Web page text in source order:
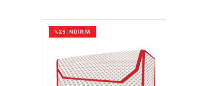
%25 İNDİRİM
GÖZAT